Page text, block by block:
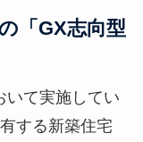
「GX志向型
いて実施してい
する新築住宅